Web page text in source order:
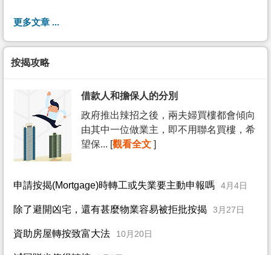
更多文章 ...
按揭攻略
借款人和擔保人的分別
政府推出辣招之後，兩夫婦買樓都會傾向
由其中一位做業主，即不用聯名買樓，希
望保... [觀看全文 ]
申請按揭(Mortgage)時轉工或失業要主動申報嗎 4月4日
除了避開凶宅，還有甚麼物業容易被拒批按揭 3月27日
資助房屋轉按致富大法 10月20日